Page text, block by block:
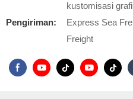
kustomisasi
Pengiriman:
Express Sea
Freight